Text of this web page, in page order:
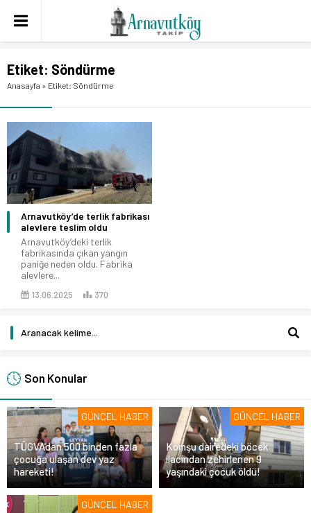
Etiket: Söndürme
Anasayfa » Etiket: Söndürme
Arnavutköy’de terlik fabrikası
alevlere teslim oldu
Arnavutköy’deki terlik
fabrikasında çıkan yangın
paniğe neden oldu. Fabrika
alevlere...
13.06.2025 370
Son Konular
GÜNCEL HABER
TÜGVA’dan 500 binden fazla
çocuğa ulaşan dev yaz
hareketi!
GÜNCEL HABER
Komşu dairedeki böcek
ilacından zehirlenen 9
yaşındaki çocuk öldü!
GÜNCEL HABER